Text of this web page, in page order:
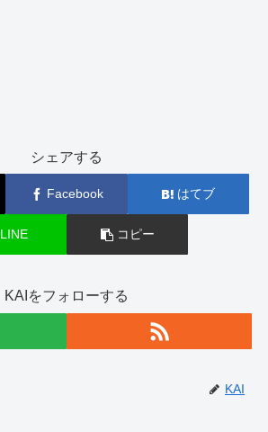
シェアする
Facebook はてブ
LINE コピー
KAIをフォローする
KAI